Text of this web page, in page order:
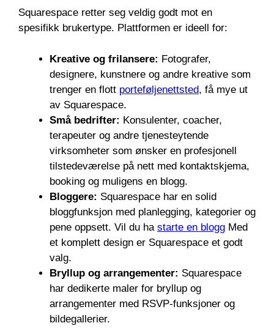
Squarespace retter seg veldig godt mot en
spesifikk brukertype. Plattformen er ideell for:
Kreative og frilansere: Fotografer,
designere, kunstnere og andre kreative som
trenger en flott porteføljenettsted, få mye ut
av Squarespace.
Små bedrifter: Konsulenter, coacher,
terapeuter og andre tjenesteytende
virksomheter som ønsker en profesjonell
tilstedeværelse på nett med kontaktskjema,
booking og muligens en blogg.
Bloggere: Squarespace har en solid
bloggfunksjon med planlegging, kategorier og
pene oppsett. Vil du ha starte en blogg Med
et komplett design er Squarespace et godt
valg.
Bryllup og arrangementer: Squarespace
har dedikerte maler for bryllup og
arrangementer med RSVP-funksjoner og
bildegallerier.